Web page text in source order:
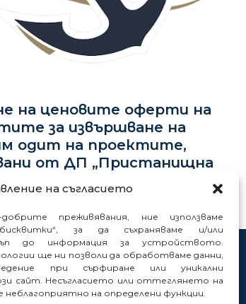
на съгласието
преживявания, ние използваме
за да съхраняваме и/или
до информация за устройството.
ще ни позволи да обработваме данни,
при сърфиране или уникални
сайт. Несъгласието или оттеглянето на
неблагоприятно на определени функции.
на ценовите оферти на
за извършване на
одит на проектите,
от ДП „Пристанищна